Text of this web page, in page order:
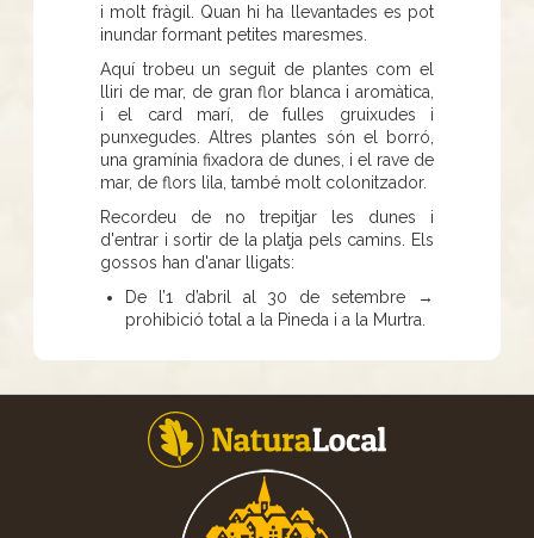
i molt fràgil. Quan hi ha llevantades es pot
inundar formant petites maresmes.
Aquí trobeu un seguit de plantes com el
lliri de mar, de gran flor blanca i aromàtica,
i el card marí, de fulles gruixudes i
punxegudes. Altres plantes són el borró,
una gramínia fixadora de dunes, i el rave de
mar, de flors lila, també molt colonitzador.
Recordeu de no trepitjar les dunes i
d'entrar i sortir de la platja pels camins. Els
gossos han d'anar lligats:
De l’1 d’abril al 30 de setembre →
prohibició total a la Pineda i a la Murtra.